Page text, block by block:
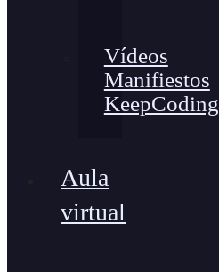
Vídeos
Manifiestos
KeepCoding
Aula
virtual